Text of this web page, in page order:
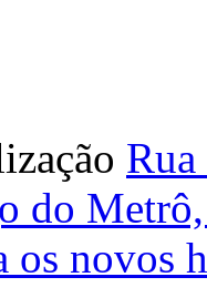
do
os novos